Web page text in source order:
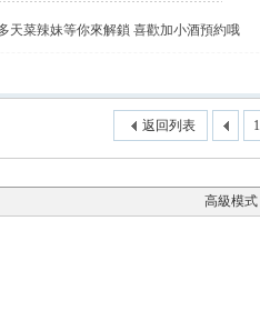
天菜辣妹等你來解鎖 喜歡加小酒預約哦
1
返回列表
高級模式